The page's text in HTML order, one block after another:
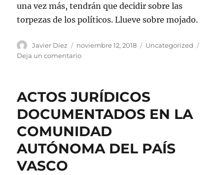
una vez más, tendrán que decidir sobre las
torpezas de los políticos. Llueve sobre mojado.
Autor
Javier Díez
Publicado
el
noviembre 12, 2018 Categorías
Uncategorized
Deja un comentarioen
AGÁRRALO
PUEDAS
ACTOS JURÍDICOS
DOCUMENTADOS EN LA
COMUNIDAD
AUTÓNOMA DEL PAÍS
VASCO